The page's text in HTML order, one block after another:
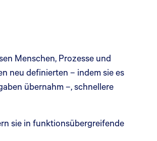
Menschen, Prozesse und
neu definierten – indem sie es
übernahm –, schnellere
sie in funktionsübergreifende